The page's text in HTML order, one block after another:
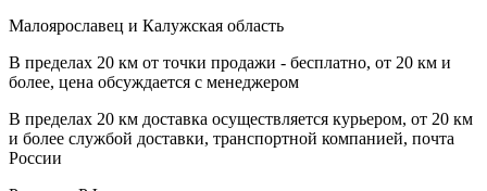
Малоярославец и Калужская область
В пределах 20 км от точки продажи - бесплатно, от 20 км и
более, цена обсуждается с менеджером
В пределах 20 км доставка осуществляется курьером, от 20 км
и более службой доставки, транспортной компанией, почта
России